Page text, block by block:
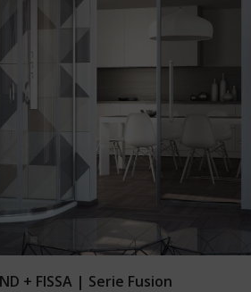
Leggi tutto
+ FISSA | Serie Fusion